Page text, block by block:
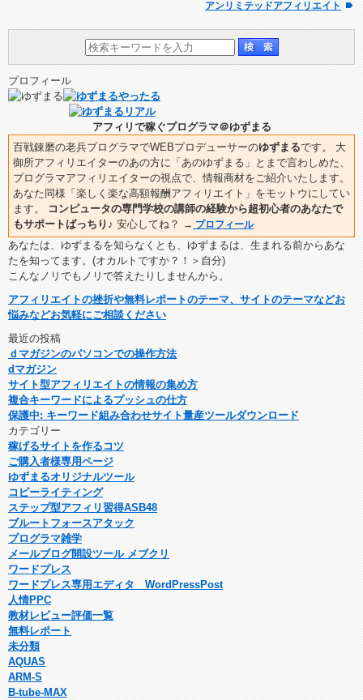
アンリミテッドアフィリエイト
プロフィール
アフィリで稼ぐプログラマ＠ゆずまる
百戦錬磨の老兵プログラマでWEBプロデューサーのゆずまるです。 大
御所アフィリエイターのあの方に「あのゆずまる」とまで言わしめた、
プログラマアフィリエイターの視点で、情報商材をご紹介いたします。
あなた同様「楽しく楽な高額報酬アフィリエイト」をモットウにしてい
ます。
コンピュータの専門学校の講師の経験から超初心者のあなたで
もサポートばっちり♪ 安心してね？ → プロフィール
あなたは、ゆずまるを知らなくとも、ゆずまるは、生まれる前からあな
たを知ってます。(オカルトですか？！＞自分)
こんなノリでもノリで答えたりしませんから。
アフィリエイトの挫折や無料レポートのテーマ、サイトのテーマなどお
悩みなどお気軽にご相談ください
最近の投稿
ｄマガジンのパソコンでの操作方法
dマガジン
サイト型アフィリエイトの情報の集め方
複合キーワードによるプッシュの仕方
保護中: キーワード組み合わせサイト量産ツールダウンロード
カテゴリー
稼げるサイトを作るコツ
ご購入者様専用ページ
ゆずまるオリジナルツール
コピーライティング
ステップ型アフィリ習得ASB48
ブルートフォースアタック
プログラマ雑学
メールブログ開設ツール メブクリ
ワードプレス
ワードプレス専用エディタ WordPressPost
人情PPC
教材レビュー評価一覧
無料レポート
未分類
AQUAS
ARM-S
B-tube-MAX